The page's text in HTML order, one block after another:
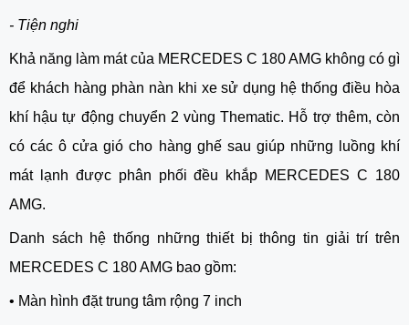
- Tiện nghi
Khả năng làm mát của MERCEDES C 180 AMG không có gì
để khách hàng phàn nàn khi xe sử dụng hệ thống điều hòa
khí hậu tự động chuyển 2 vùng Thematic. Hỗ trợ thêm, còn
có các ô cửa gió cho hàng ghế sau giúp những luồng khí
mát lạnh được phân phối đều khắp MERCEDES C 180
AMG.
Danh sách hệ thống những thiết bị thông tin giải trí trên
MERCEDES C 180 AMG bao gồm:
• Màn hình đặt trung tâm rộng 7 inch